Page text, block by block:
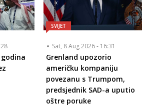
SVIJET
Sat, 8 Aug 2026 - 16:31
Grenland upozorio
američku kompaniju
povezanu s Trumpom,
predsjednik SAD-a uputio
oštre poruke